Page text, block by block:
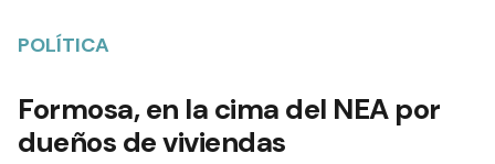
POLÍTICA
Formosa, en la cima del NEA por
dueños de viviendas